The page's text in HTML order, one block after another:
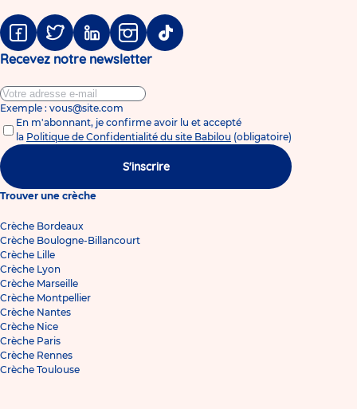
FacebookTwitter LinkedinInstagramTiktok
Recevez notre newsletter
Exemple : vous@site.com
En m'abonnant, je confirme avoir lu et accepté
la Politique de Confidentialité du site Babilou (obligatoire)
S'inscrire
Trouver une crèche
Crèche Bordeaux
Crèche Boulogne-Billancourt
Crèche Lille
Crèche Lyon
Crèche Marseille
Crèche Montpellier
Crèche Nantes
Crèche Nice
Crèche Paris
Crèche Rennes
Crèche Toulouse